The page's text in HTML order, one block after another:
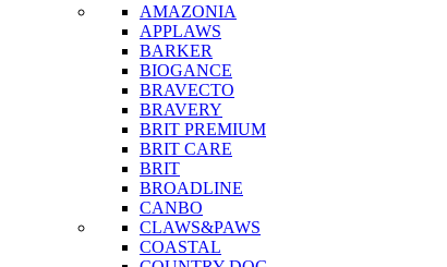
AMAZONIA
APPLAWS
BARKER
BIOGANCE
BRAVECTO
BRAVERY
BRIT PREMIUM
BRIT CARE
BRIT
BROADLINE
CANBO
CLAWS&PAWS
COASTAL